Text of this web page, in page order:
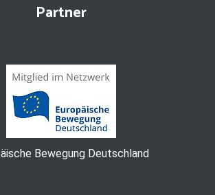
Partner
Bewegung Deutschland